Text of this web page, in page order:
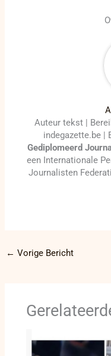
Auteur tekst |
indegazette.be |
Gediplomeerd
een Internationale
Journalisten
← Vorige Bericht